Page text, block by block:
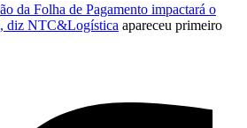
da Folha de Pagamento impactará o
diz NTC&Logística apareceu primeiro